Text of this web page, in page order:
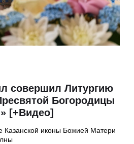
совершил Литургию
Богородицы
[+Видео]
иконы Божией Матери